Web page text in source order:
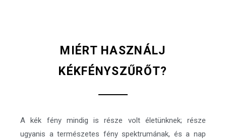
MIÉRT HASZNÁLJ
KÉKFÉNYSZŰRŐT?
A kék fény mindig is része volt életünknek; része
ugyanis a természetes fény spektrumának, és a nap